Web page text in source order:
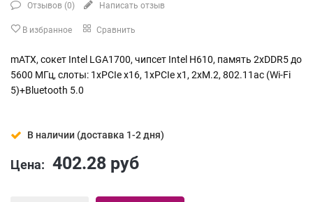
Отзывов (0) Написать отзыв
В избранное Сравнить
mATX, сокет Intel LGA1700, чипсет Intel H610, память 2xDDR5 до
5600 МГц, слоты: 1xPCIe x16, 1xPCIe x1, 2xM.2, 802.11ac (Wi-Fi
5)+Bluetooth 5.0
В наличии (доставка 1-2 дня)
Цена: 402.28 руб